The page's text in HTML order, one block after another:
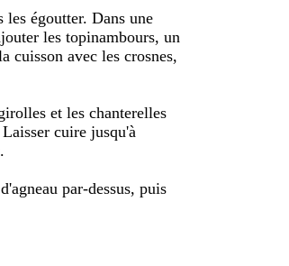
égoutter. Dans une
les topinambours, un
cuisson avec les crosnes,
et les chanterelles
cuire jusqu'à
par-dessus, puis